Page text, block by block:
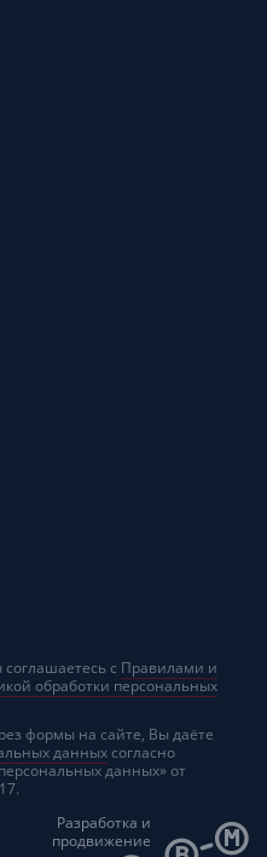
с Правилами и
обработки персональных
формы на сайте, Вы даёте
данныхсогласно
данных» от
Разработка и
продвижение